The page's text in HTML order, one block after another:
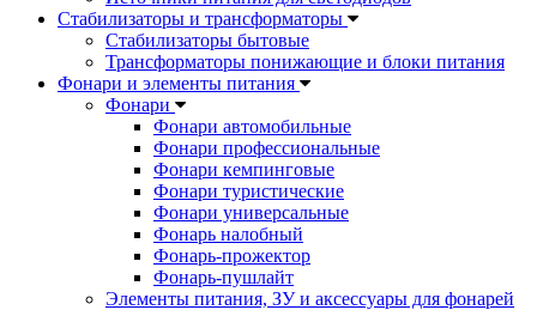
Стабилизаторы и трансформаторы
Стабилизаторы бытовые
Трансформаторы понижающие и блоки питания
Фонари и элементы питания
Фонари
Фонари автомобильные
Фонари профессиональные
Фонари кемпинговые
Фонари туристические
Фонари универсальные
Фонарь налобный
Фонарь-прожектор
Фонарь-пушлайт
Элементы питания, ЗУ и аксессуары для фонарей